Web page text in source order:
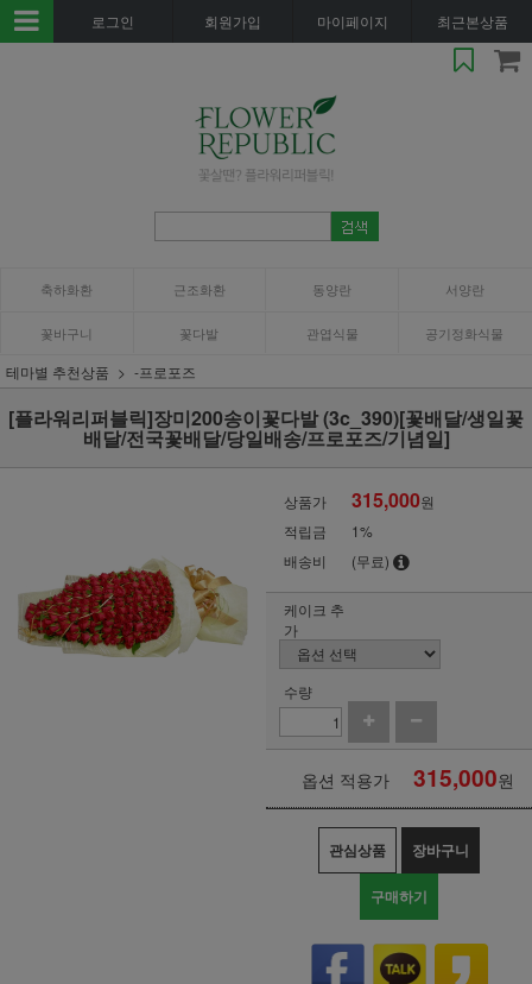
로그인 회원가입 마이페이지 최근본상품
축하화환 근조화환 동양란 서양란
꽃바구니 꽃다발 관엽식물 공기정화식물
테마별 추천상품 -프로포즈
[플라워리퍼블릭]장미200송이꽃다발 (3c_390)[꽃배달/생일꽃
배달/전국꽃배달/당일배송/프로포즈/기념일]
상품가 315,000원
적립금
1%
배송비
(무료)
케이크 추
가
수량
옵션 적용가 315,000원
관심상품 장바구니
구매하기